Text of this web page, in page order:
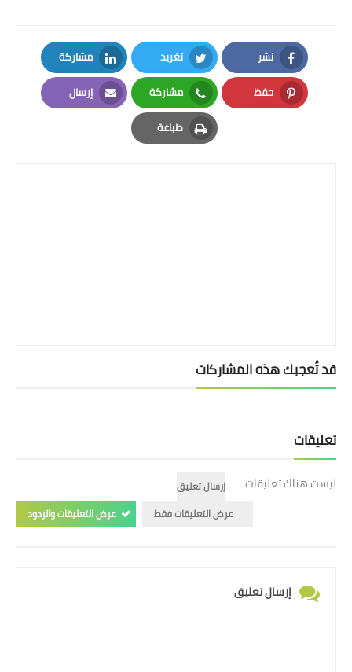
نشر
Facebook
تغريد
Twitter
مشاركة
LinkedIn
حفظ
Pinterest
مشاركة
Whatsapp
إرسال
Email
طباعة
Print
قد تُعجبك هذه المشاركات
تعليقات
ليست هناك تعليقات
إرسال تعليق
عرض التعليقات فقط
عرض التعليقات والردود
إرسال تعليق